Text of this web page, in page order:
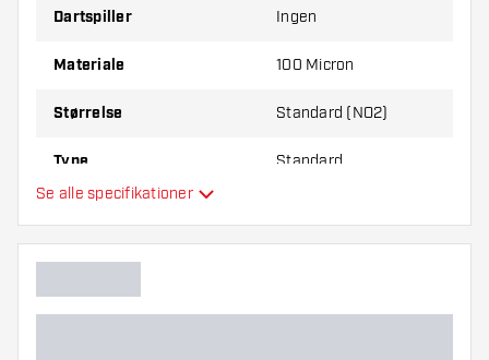
anden tykkelse på flights for at finde ud af,
Dartspiller Ingen
Materiale 100 Micron
Størrelse Standard (NO2)
Type Standard
Hovedfarve
Se alle specifikationer